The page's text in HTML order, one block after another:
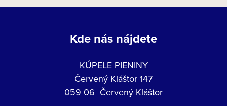
Kde nás nájdete
KÚPELE PIENINY
Červený Kláštor 147
059 06 Červený Kláštor